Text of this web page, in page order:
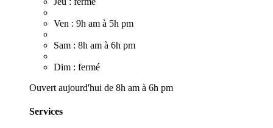
Ven : 9h am à 5h pm
Sam : 8h am à 6h pm
Dim : fermé
Ouvert aujourd'hui de 8h am à 6h pm
Services